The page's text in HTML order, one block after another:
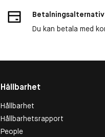
Betalningsalternativ
Du kan betala med
Hållbarhet
Hållbarhet
Hållbarhetsrapport
People